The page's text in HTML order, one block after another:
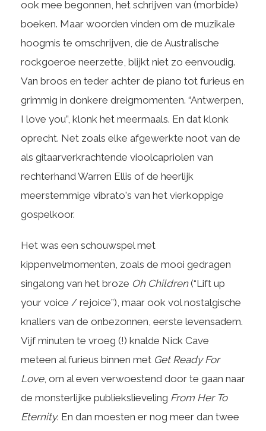
ook mee begonnen, het schrijven van (morbide)
boeken. Maar woorden vinden om de muzikale
hoogmis te omschrijven, die de Australische
rockgoeroe neerzette, blijkt niet zo eenvoudig.
Van broos en teder achter de piano tot furieus en
grimmig in donkere dreigmomenten. “Antwerpen,
I love you”, klonk het meermaals. En dat klonk
oprecht. Net zoals elke afgewerkte noot van de
als gitaarverkrachtende vioolcapriolen van
rechterhand Warren Ellis of de heerlijk
meerstemmige vibrato's van het vierkoppige
gospelkoor.
Het was een schouwspel met
kippenvelmomenten, zoals de mooi gedragen
singalong van het broze Oh Children(“Lift up
your voice / rejoice”), maar ook vol nostalgische
knallers van de onbezonnen, eerste levensadem.
Vijf minuten te vroeg (!) knalde Nick Cave
meteen al furieus binnen met Get Ready For
Love, om al even verwoestend door te gaan naar
de monsterlijke publiekslieveling From Her To
Eternity. En dan moesten er nog meer dan twee